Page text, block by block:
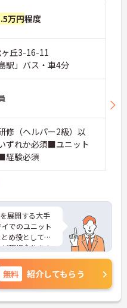
組めます。
の生活を支え
アに集中できま
アを高められ
スを展開して
キルアップが
に合わせて成長
評価する独自
収入アップが
れるため、高
がいを持って
タイルで働け
となってお
万円程度
丘3-16-11
駅」バス・車4分
修（ヘルパー2級）以
ずれか必須■ユニット
経験必須
展開する大手
でのユニット
め役として、
現場全体を支
志の他に特別
経験を活かし
です。また、
レッシュ休暇が
に無理なく働
無料 紹介してもらう